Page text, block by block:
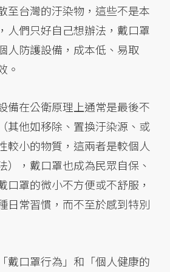
至台灣的汙染物，這些不是本
人們只好自己想辦法，戴口罩
人防護設備，成本低、易取
。
備在公衛原理上通常是最後不
其他如移除、置換汙染源、或
較小的物質，這兩者是較個人
），戴口罩也成為民眾自保、
口罩的微小不方便或不舒服，
日常習慣，而不至於感到特別
戴口罩行為」和「個人健康的